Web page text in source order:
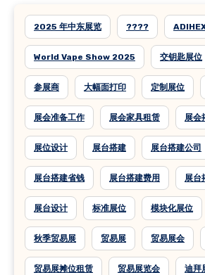
2025 年中东展览 ????
World Vape Show 2025 交钥匙展位
参展商 大幅面打印 定制展位
展会准备工作 展会家具租赁 展会
展位设计 展台搭建 展台搭建公司
展台搭建省钱 展台搭建费用 展台
展台设计 标准展位 模块化展位
秋季贸易展 贸易展 贸易展会
贸易展摊位租赁 贸易展览会 迪拜